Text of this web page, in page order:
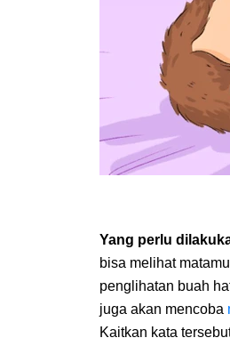
Yang perlu
bisa melihat
penglihatan buah
juga akan mencoba
Kaitkan kata